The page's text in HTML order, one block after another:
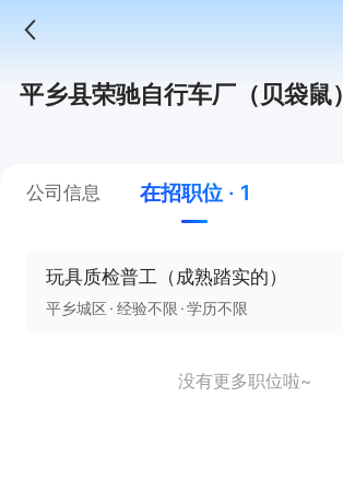
平乡县荣驰自行车厂（贝袋鼠）
公司信息 在招职位 · 1
玩具质检普工（成熟踏实的）
平乡城区 经验不限 学历不限
没有更多职位啦~